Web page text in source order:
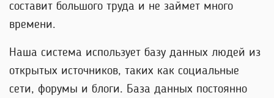
составит большого труда и не займет много
времени.
Наша система использует базу данных людей из
открытых источников, таких как социальные
сети, форумы и блоги. База данных постоянно